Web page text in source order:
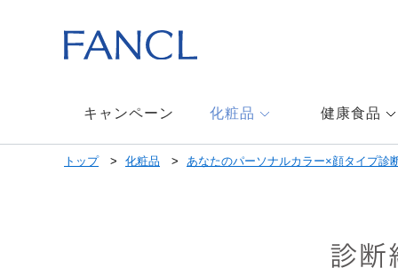
キャンペーン 化粧品 健康食品
トップ 化粧品 あなたのパーソナルカラー×顔タイプ診